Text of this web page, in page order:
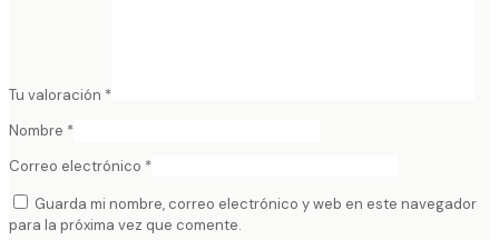
Tu valoración *
Nombre *
Correo electrónico *
Guarda mi nombre, correo electrónico y web en este navegador
para la próxima vez que comente.